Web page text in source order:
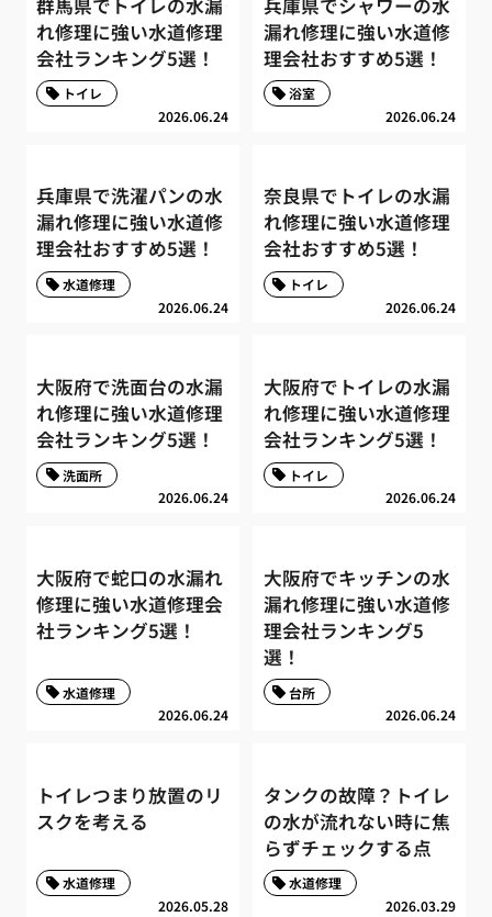
れ修理に強い水道修理
会社ランキング5選！
2026.06.24
トイレ
漏れ修理に強い水道修
理会社おすすめ5選！
2026.06.24
浴室
兵庫県で洗濯パンの水
漏れ修理に強い水道修
理会社おすすめ5選！
2026.06.24
水道修理
奈良県でトイレの水漏
れ修理に強い水道修理
会社おすすめ5選！
2026.06.24
トイレ
大阪府で洗面台の水漏
れ修理に強い水道修理
会社ランキング5選！
2026.06.24
洗面所
大阪府でトイレの水漏
れ修理に強い水道修理
会社ランキング5選！
2026.06.24
トイレ
大阪府で蛇口の水漏れ
修理に強い水道修理会
社ランキング5選！
2026.06.24
水道修理
大阪府でキッチンの水
漏れ修理に強い水道修
理会社ランキング5
選！
2026.06.24
台所
トイレつまり放置のリ
スクを考える
2026.05.28
水道修理
タンクの故障？トイレ
の水が流れない時に焦
らずチェックする点
2026.03.29
水道修理